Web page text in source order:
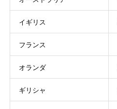
イギリス
フランス
オランダ
ギリシャ